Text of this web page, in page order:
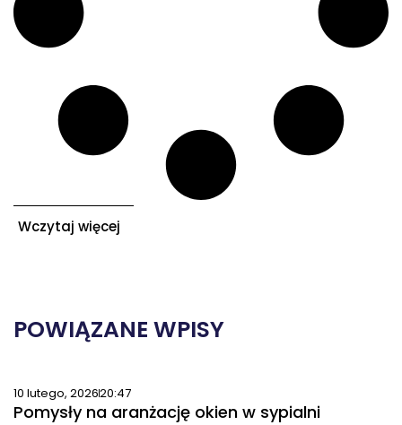
Wczytaj więcej
POWIĄZANE WPISY
10 lutego, 202620:47
Pomysły na aranżację okien w sypialni